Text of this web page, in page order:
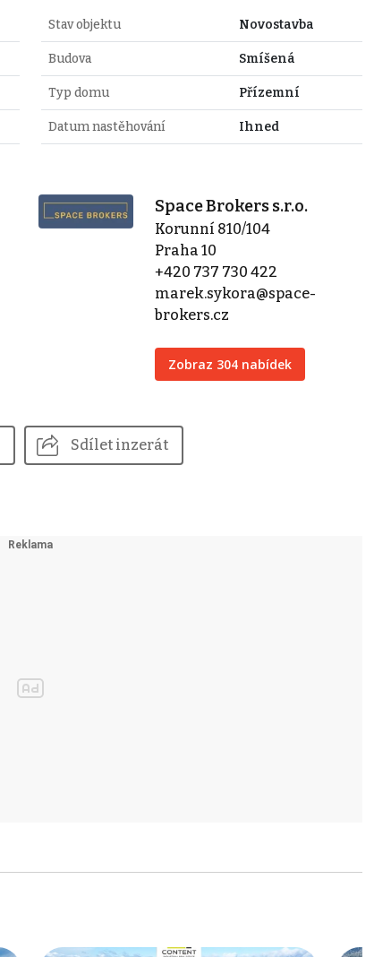
Stav objektu Novostavba
Budova Smíšená
Typ domu Přízemní
Datum nastěhování Ihned
Space Brokers s.r.o.
Korunní 810/104
Praha 10
+420 737 730 422
marek.sykora@space-
brokers.cz
Zobraz 304 nabídek
Sdílet inzerát